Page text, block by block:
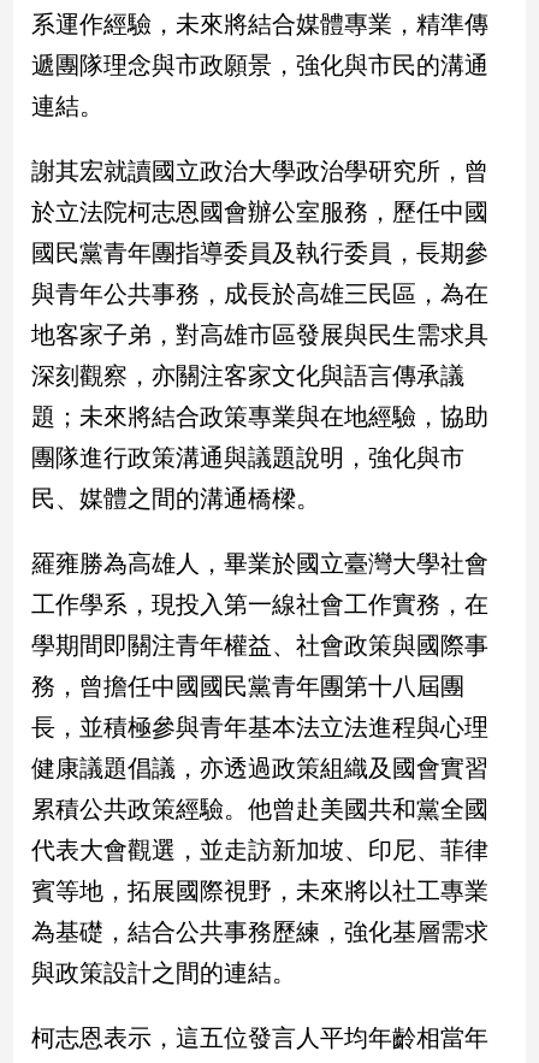
建
築/
室
內
計
遊/
美
食
星
座/
理
消
費
健
康/
子/
情
藝
術
／
文
／
電
影
推
薦
技/
遊
戲
運
動
系運作經驗，未來將結合媒體專業，精準傳
遞團隊理念與市政願景，強化與市民的溝通
連結。
謝其宏就讀國立政治大學政治學研究所，曾
於立法院柯志恩國會辦公室服務，歷任中國
國民黨青年團指導委員及執行委員，長期參
與青年公共事務，成長於高雄三民區，為在
地客家子弟，對高雄市區發展與民生需求具
深刻觀察，亦關注客家文化與語言傳承議
題；未來將結合政策專業與在地經驗，協助
團隊進行政策溝通與議題說明，強化與市
民、媒體之間的溝通橋樑。
羅雍勝為高雄人，畢業於國立臺灣大學社會
工作學系，現投入第一線社會工作實務，在
學期間即關注青年權益、社會政策與國際事
務，曾擔任中國國民黨青年團第十八屆團
長，並積極參與青年基本法立法進程與心理
健康議題倡議，亦透過政策組織及國會實習
累積公共政策經驗。他曾赴美國共和黨全國
代表大會觀選，並走訪新加坡、印尼、菲律
賓等地，拓展國際視野，未來將以社工專業
為基礎，結合公共事務歷練，強化基層需求
與政策設計之間的連結。
柯志恩表示，這五位發言人平均年齡相當年